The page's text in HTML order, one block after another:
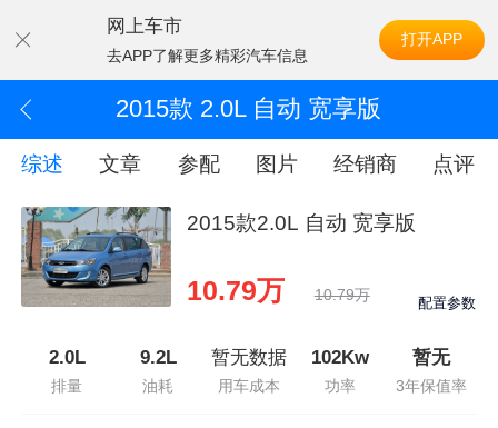
网上车市
去APP了解更多精彩汽车信息
打开APP
2015款 2.0L 自动 宽享版
综述 文章 参配 图片 经销商 点评
2015款2.0L 自动 宽享版
10.79万 10.79万 配置参数
2.0L
排量
9.2L
油耗
暂无数据
用车成本
102Kw
功率
暂无
3年保值率